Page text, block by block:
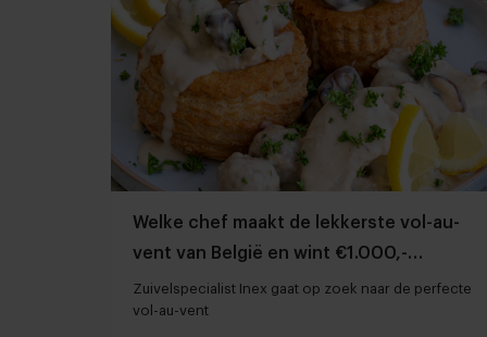
Welke chef maakt de lekkerste vol-au-
vent van België en wint €1.000,-
shoptegoed?
Zuivelspecialist Inex gaat op zoek naar de perfecte
vol-au-vent